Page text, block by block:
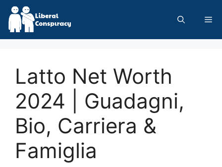
Skip
content
Latto Net Worth
2024 | Guadagni,
Bio, Carriera &
Famiglia